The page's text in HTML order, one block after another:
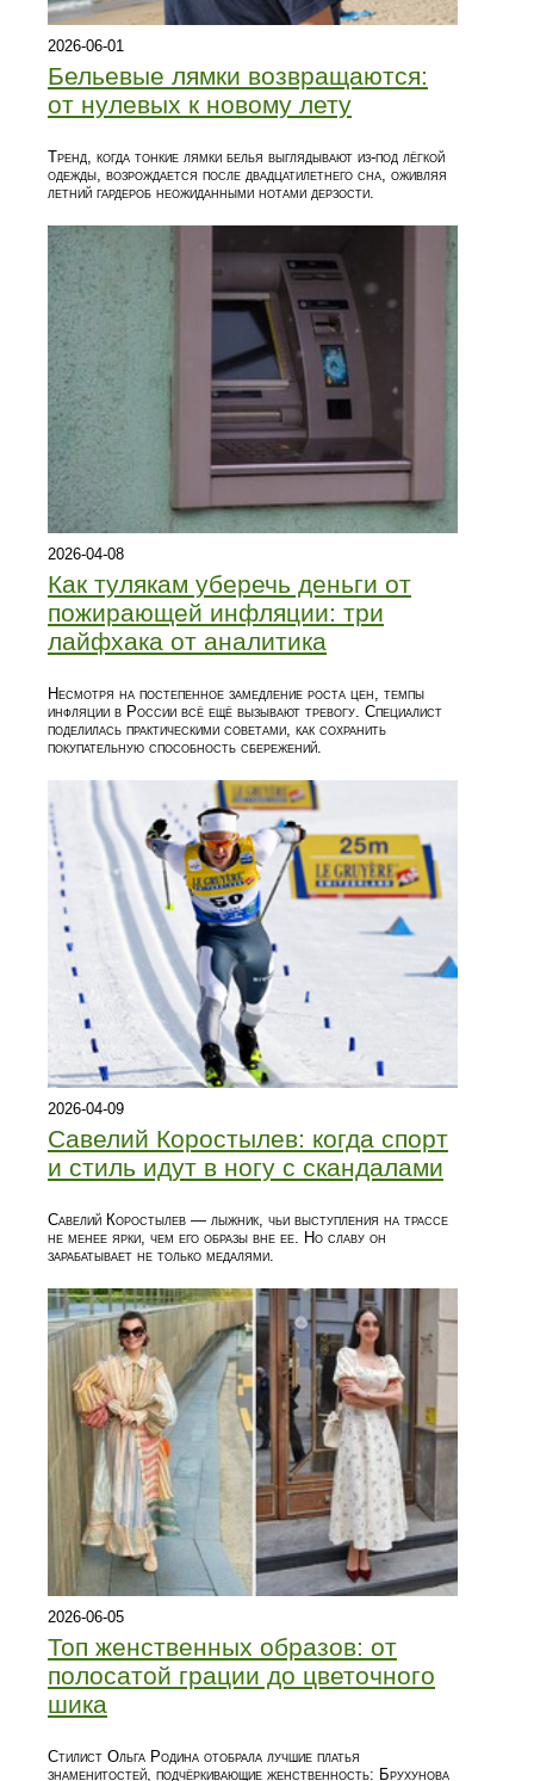
2026-06-01
Бельевые лямки возвращаются:
от нулевых к новому лету
Тренд, когда тонкие лямки белья выглядывают из‑под лёгкой
одежды, возрождается после двадцатилетнего сна, оживляя
летний гардероб неожиданными нотами дерзости.
2026-04-08
Как тулякам уберечь деньги от
пожирающей инфляции: три
лайфхака от аналитика
Несмотря на постепенное замедление роста цен, темпы
инфляции в России всё ещё вызывают тревогу. Специалист
поделилась практическими советами, как сохранить
покупательную способность сбережений.
2026-04-09
Савелий Коростылев: когда спорт
и стиль идут в ногу с скандалами
Савелий Коростылев — лыжник, чьи выступления на трассе
не менее ярки, чем его образы вне ее. Но славу он
зарабатывает не только медалями.
2026-06-05
Топ женственных образов: от
полосатой грации до цветочного
шика
Стилист Ольга Родина отобрала лучшие платья
знаменитостей, подчёркивающие женственность: Брухунова